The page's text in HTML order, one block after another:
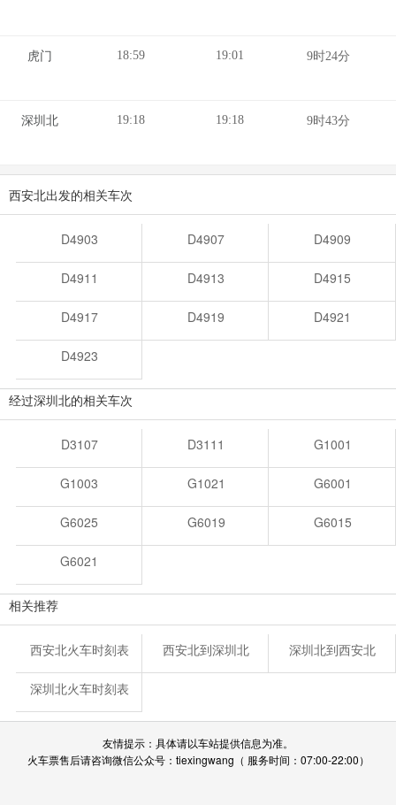
虎门 18:59 19:01 9时24分
深圳北 19:18 19:18 9时43分
西安北出发的相关车次
D4903 D4907 D4909
D4911 D4913 D4915
D4917 D4919 D4921
D4923
经过深圳北的相关车次
D3107 D3111 G1001
G1003 G1021 G6001
G6025 G6019 G6015
G6021
相关推荐
西安北火车时刻表 西安北到深圳北 深圳北到西安北
深圳北火车时刻表
友情提示：具体请以车站提供信息为准。
火车票售后请咨询微信公众号：tiexingwang（ 服务时间：07:00-22:00）